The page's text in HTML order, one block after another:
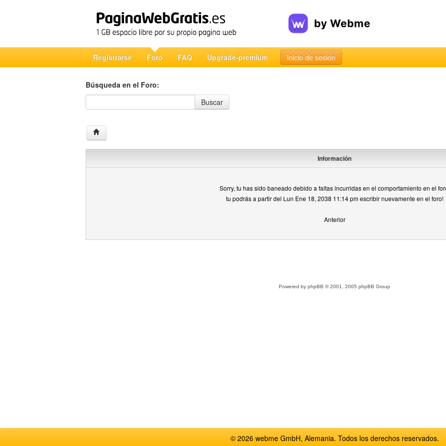
Registrarse Foro FAQ Upgrade-premium Inicio de sesión
Búsqueda en el Foro:
Búsqueda en el Foro
Buscar
Información
Sorry, tu has sido baneado debido a faltas incurridas en el comportamiento en el
tu podrás a partir del Lun Ene 18, 2038 11:14 pm escribir nuevamente en el foro!
Anterior
Powered by phpBB © 2001, 2005 phpBB Group
© 2026 webme GmbH, Alemania. Todos los derechos reservados.